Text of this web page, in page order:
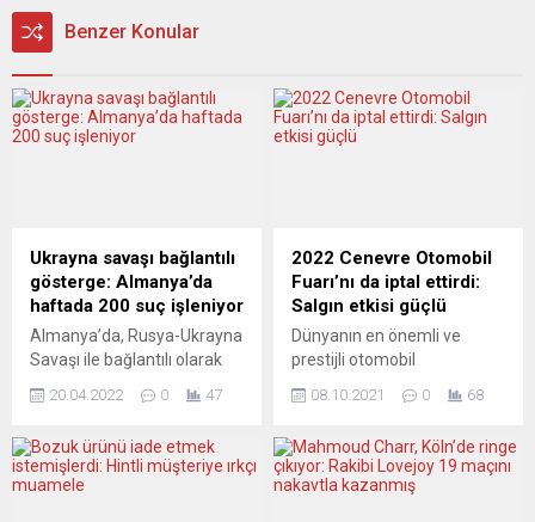
Benzer Konular
Ukrayna savaşı bağlantılı
gösterge: Almanya’da
haftada 200 suç işleniyor
Almanya’da, Rusya-Ukrayna
Savaşı ile bağlantılı olarak
yönelik haftada yaklaşık 200
Ukrayna’ya karşı başlattığı
savaşa destek verildiği
20.04.2022 0 47
2022 Cenevre Otomobil
Fuarı’nı da iptal ettirdi:
Salgın etkisi güçlü
Dünyanın en önemli ve
prestijli otomobil
Cenevre Otomobil Fuarı,
19) salgını nedeniyle
2022’de de iptal edildi.
08.10.2021 0 68